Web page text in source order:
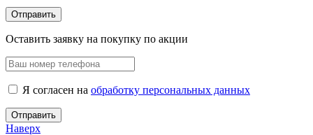
Оставить заявку на покупку по акции
Я согласен на обработку персональных данных
Наверх